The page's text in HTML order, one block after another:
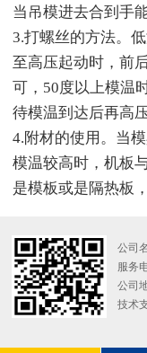
当吊模进去合到手
3.打螺丝的方法。
至高压起动时，前
可，50度以上模温
待模温到达后再高
4.附材的使用。当
模温较高时，机板
是模板或是隔热板
公司
服务
公司
技术